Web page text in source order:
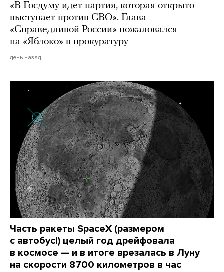
«В Госдуму идет партия, которая открыто
выступает против СВО». Глава
«Справедливой России» пожаловался
на «Яблоко» в прокуратуру
день назад
Часть ракеты SpaceX (размером
с автобус!) целый год дрейфовала
в космосе — и в итоге врезалась в Луну
на скорости 8700 километров в час